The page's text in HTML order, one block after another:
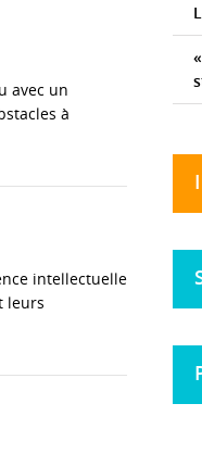
avec un
à
intellectuelle
leurs